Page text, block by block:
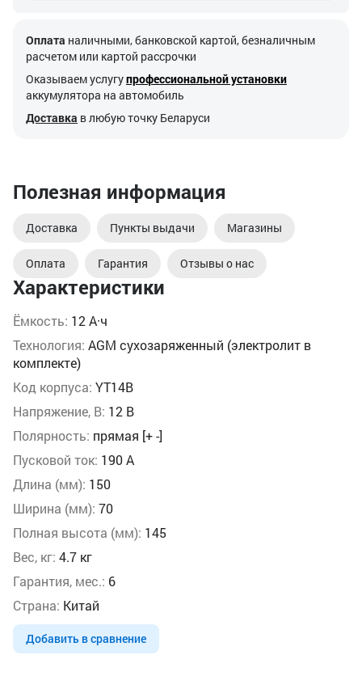
Характеристики
Ёмкость: 12 А·ч
Технология: AGM сухозаряженный (электролит в
комплекте)
Код корпуса: YT14B
Напряжение, В: 12 В
Полярность: прямая [+ -]
Пусковой ток: 190 А
Длина (мм): 150
Ширина (мм): 70
Полная высота (мм): 145
Вес, кг: 4.7 кг
Гарантия, мес.: 6
Страна: Китай
Добавить в сравнение
Оплата наличными, банковской картой, безналичным
расчетом или картой рассрочки
Оказываем услугупрофессиональной установки
аккумулятора на автомобиль
Доставка в любую точку Беларуси
Полезная информация
Доставка Пункты выдачи Магазины
Оплата Гарантия Отзывы о нас